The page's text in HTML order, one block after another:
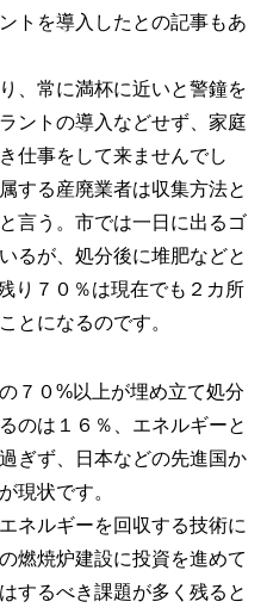
トを導入したとの記事もあ
、常に満杯に近いと警鐘を
ントの導入などせず、家庭
仕事をして来ませんでし
する産廃業者は収集方法と
言う。市では一日に出るゴ
るが、処分後に堆肥などと
り７０％は現在でも２カ所
とになるのです。
７０%以上が埋め立て処分
のは１６％、エネルギーと
ぎず、日本などの先進国か
現状です。
ネルギーを回収する技術に
燃焼炉建設に投資を進めて
するべき課題が多く残ると